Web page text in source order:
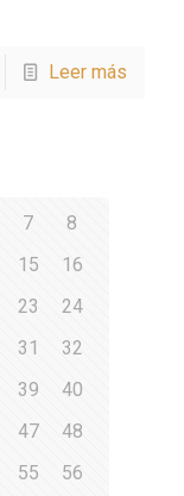
Leer más
7
8
15
16
23
24
31
32
39
40
47
48
55
56